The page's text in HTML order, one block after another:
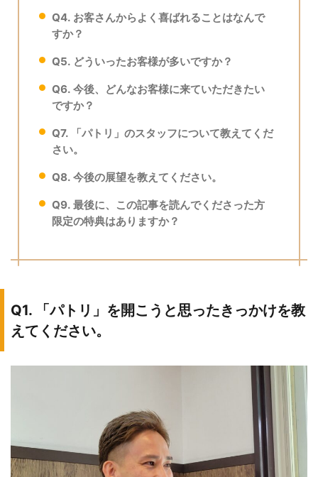
Q4. お客さんからよく喜ばれることはなんで
すか？
Q5. どういったお客様が多いですか？
Q6. 今後、どんなお客様に来ていただきたい
ですか？
Q7. 「パトリ」のスタッフについて教えてくだ
さい。
Q8. 今後の展望を教えてください。
Q9. 最後に、この記事を読んでくださった方
限定の特典はありますか？
Q1. 「パトリ」を開こうと思ったきっかけを教
えてください。